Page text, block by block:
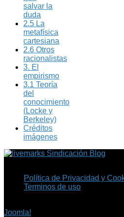
salvar la
duda
2.5 La
metafísica
cartesiana
2.6 Otros
racionalistas
3. El
empirismo
3.1 Teoría
del
conocimiento
(Locke y
Berkeley)
Créditos
imágenes
Sindicación Blog
Política de Privacidad y
Terminos de uso
Joomla!